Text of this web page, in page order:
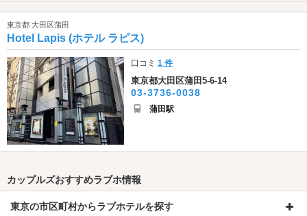
東京都 大田区蒲田
Hotel Lapis (ホテル ラピス)
口コミ1 件
東京都大田区蒲田5-6-14
03-3736-0038
蒲田駅
カップルズおすすめラブホ情報
東京の市区町村からラブホテルを探す